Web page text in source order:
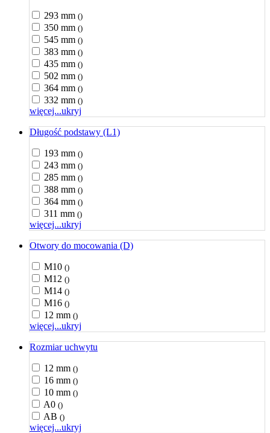
293 mm ()
350 mm ()
545 mm ()
383 mm ()
435 mm ()
502 mm ()
364 mm ()
332 mm ()
więcej...ukryj
Długość podstawy (L1)
193 mm ()
243 mm ()
285 mm ()
388 mm ()
364 mm ()
311 mm ()
więcej...ukryj
Otwory do mocowania (D)
M10 ()
M12 ()
M14 ()
M16 ()
12 mm ()
więcej...ukryj
Rozmiar uchwytu
12 mm ()
16 mm ()
10 mm ()
A0 ()
AB ()
więcej...ukryj